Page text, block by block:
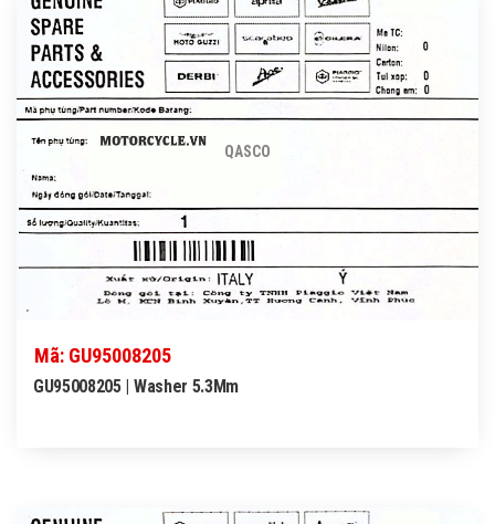
QASCO
Mã: GU95008205
GU95008205 | Washer 5.3Mm